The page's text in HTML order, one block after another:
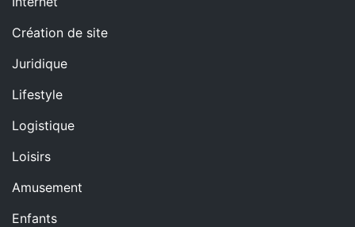
Création de site
Juridique
Lifestyle
Logistique
Loisirs
Amusement
Enfants